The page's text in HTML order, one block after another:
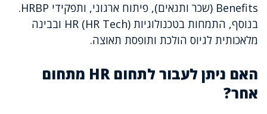
Benefits (שכר ותנאים), פיתוח ארגוני, ותפקידי HRBP.
בנוסף, התמחות בטכנולוגיות HR (HR Tech) ובבינה
מלאכותית לגיוס הולכת ותופסת תאוצה.
האם ניתן לעבור לתחום HR מתחום
אחר?